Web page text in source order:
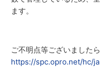
ます。
ご不明点等ございました
https://spc.opro.net/hc/ja